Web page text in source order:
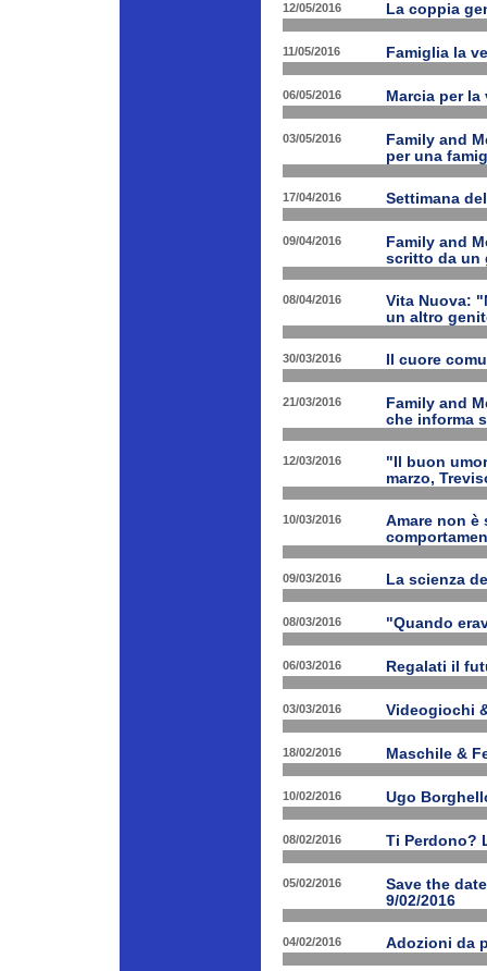
12/05/2016 La coppia
11/05/2016 Famiglia la
06/05/2016 Marcia per la
03/05/2016
Family and
per una
17/04/2016 Settimana
09/04/2016
Family and
scritto da un
08/04/2016
Vita Nuova:
un altro
30/03/2016 Il cuore
21/03/2016
Family and
che informa
12/03/2016
"Il buon
marzo,
10/03/2016
Amare non
09/03/2016 La scienza
08/03/2016 "Quando
06/03/2016 Regalati il
03/03/2016 Videogiochi
18/02/2016 Maschile &
10/02/2016 Ugo
08/02/2016 Ti Perdono?
05/02/2016
Save the
9/02/2016
04/02/2016 Adozioni da